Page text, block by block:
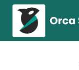
Zum
springen